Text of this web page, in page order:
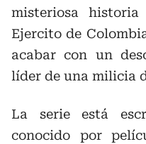
misteriosa
Ejercito de
acabar con un
líder de una milicia
La serie está
conocido por